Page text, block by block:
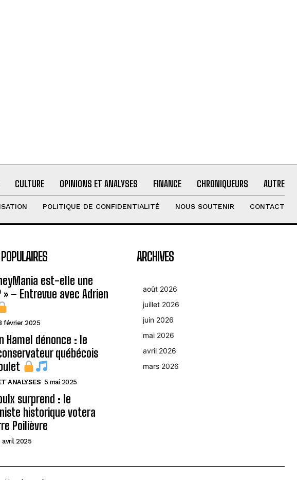
CULTURE OPINIONS ET ANALYSES FINANCE CHRONIQUEURS AUTRE
POLITIQUE DE CONFIDENTIALITÉ NOUS SOUTENIR CONTACT
est-elle une
» – Entrevue avec Adrien
février 2025
Hamel dénonce : le
québécois
ANALYSES 5 mai 2025
surprend : le
historique votera
Poilièvre
avril 2025
ARCHIVES
août 2026
juillet 2026
juin 2026
mai 2026
avril 2026
mars 2026